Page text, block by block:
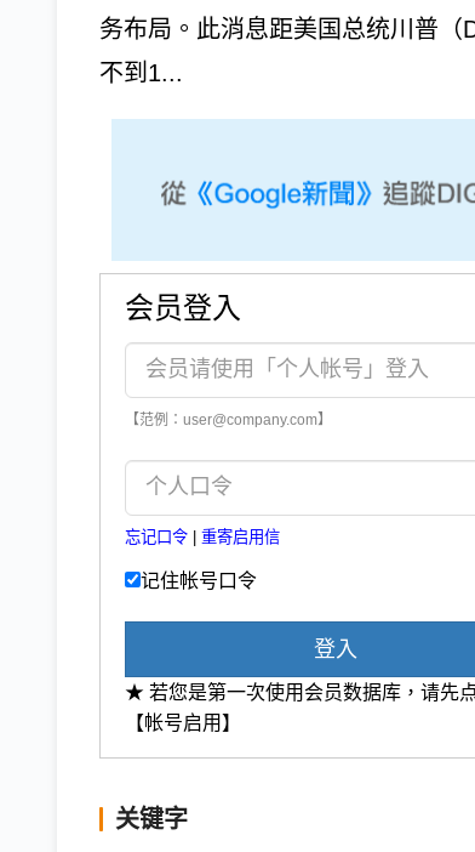
务布局。此消息距美国总统川普（
不到1...
会员登入
【范例：user@company.com】
忘记口令 | 重寄启用信
记住帐号口令
登入
★ 若您是第一次使用会员数据库，请先
【帐号启用】
关键字